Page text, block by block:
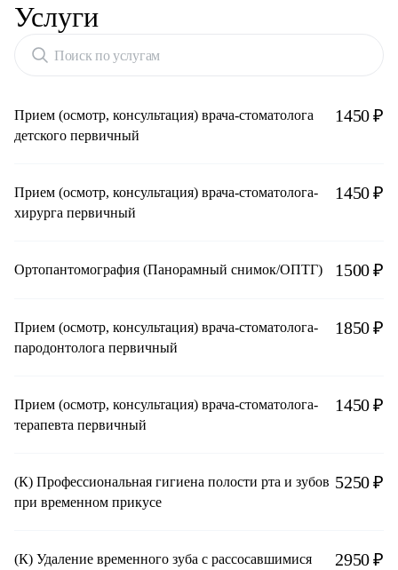
Услуги
Поиск по услугам
Прием (осмотр, консультация) врача-стоматолога
детского первичный
1450 ₽
Прием (осмотр, консультация) врача-стоматолога-
хирурга первичный
1450 ₽
Ортопантомография (Панорамный снимок/ОПТГ) 1500 ₽
Прием (осмотр, консультация) врача-стоматолога-
пародонтолога первичный
1850 ₽
Прием (осмотр, консультация) врача-стоматолога-
терапевта первичный
1450 ₽
(К) Профессиональная гигиена полости рта и зубов
при временном прикусе
5250 ₽
(К) Удаление временного зуба с рассосавшимися
2950 ₽